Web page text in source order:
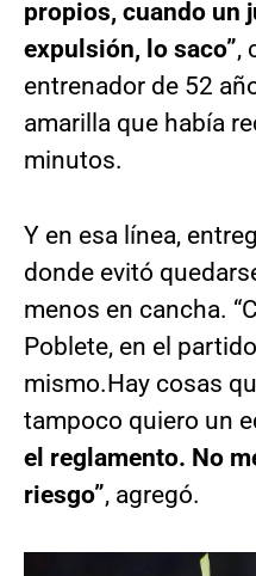
propios, cuando un
expulsión, lo saco”,
entrenador de 52
amarilla que había
minutos.
Y en esa línea,
donde evitó
menos en cancha.
Poblete, en el
mismo.Hay cosas
tampoco quiero un
el reglamento. No
riesgo”, agregó.